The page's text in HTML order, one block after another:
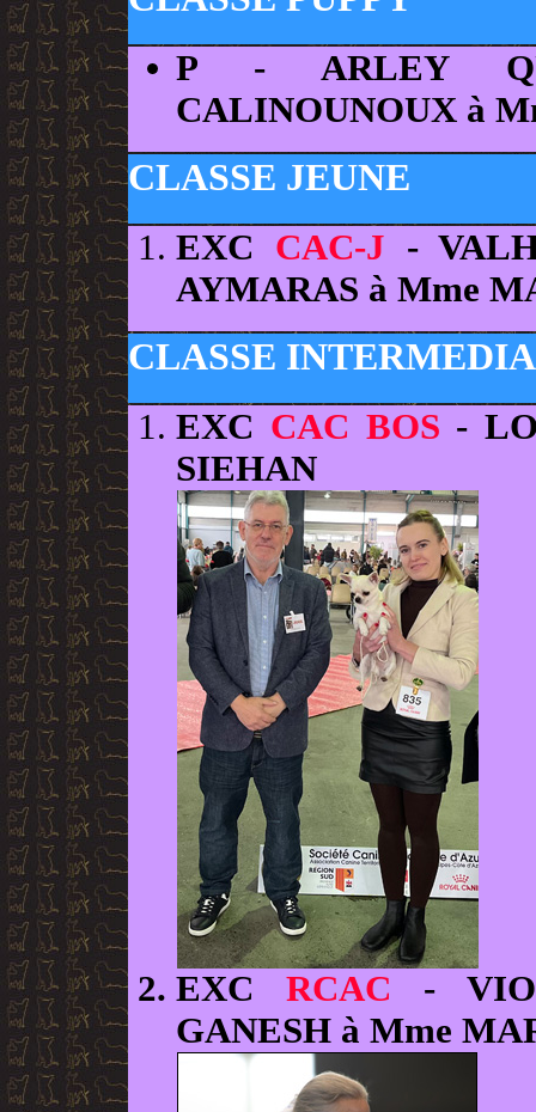
P - ARLEY
CALINOUNOUX à
CLASSE JEUNE
EXC CAC-J -
AYMARAS à Mme
CLASSE
EXC CAC BOS -
SIEHAN
EXCRCAC -
GANESH à Mme